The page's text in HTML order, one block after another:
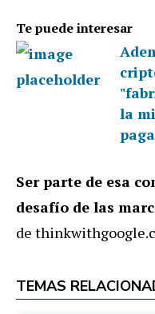
Te puede interesar
la
paga
Ser parte de esa
desafío de las
de
TEMAS